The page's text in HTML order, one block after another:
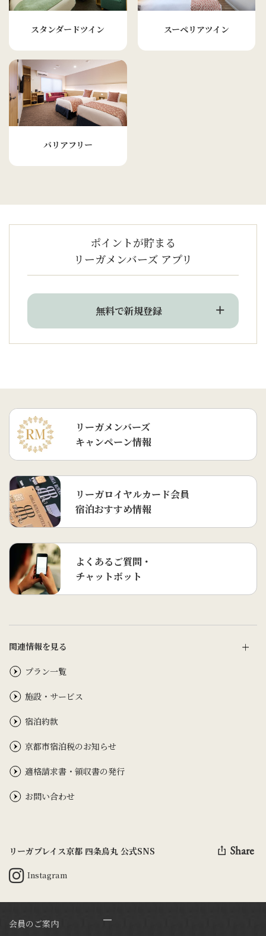
スタンダードツイン スーペリアツイン
バリアフリー
ポイントが貯まる
リーガメンバーズ アプリ
無料で新規登録
リーガメンバーズ
キャンペーン情報
リーガロイヤルカード会員
宿泊おすすめ情報
よくあるご質問・
チャットボット
関連情報を見る
プラン一覧
施設・サービス
宿泊約款
京都市宿泊税のお知らせ
適格請求書・領収書の発行
お問い合わせ
リーガプレイス京都 四条烏丸 公式SNS
Instagram
Share
会員のご案内